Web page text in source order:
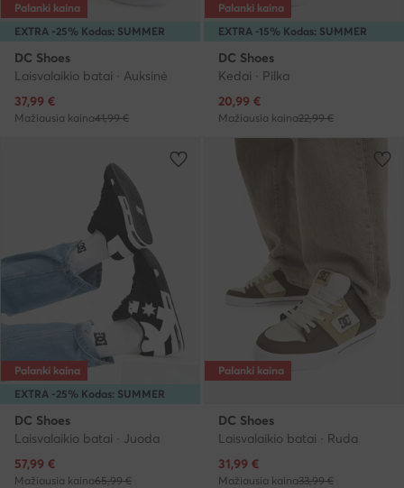
EXTRA -25% Kodas: SUMMER
Palanki kaina
DC Shoes
Laisvalaikio batai · Auksinė
Dabartinė kaina
37,99 €
Mažiausia kaina41,99 €
EXTRA -15% Kodas: SUMMER
Palanki kaina
DC Shoes
Kedai · Pilka
Dabartinė kaina
20,99 €
Mažiausia kaina22,99 €
EXTRA -25% Kodas: SUMMER
Palanki kaina
DC Shoes
Laisvalaikio batai · Juoda
Dabartinė kaina
57,99 €
Mažiausia kaina65,99 €
Palanki kaina
DC Shoes
Laisvalaikio batai · Ruda
Dabartinė kaina
31,99 €
Mažiausia kaina33,99 €